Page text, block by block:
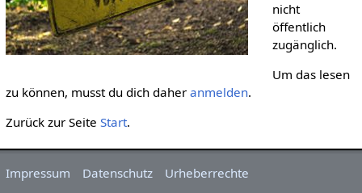
nicht
öffentlich
zugänglich.
Um das lesen
zu können, musst du dich daher anmelden.
Zurück zur Seite Start.
Impressum Datenschutz Urheberrechte